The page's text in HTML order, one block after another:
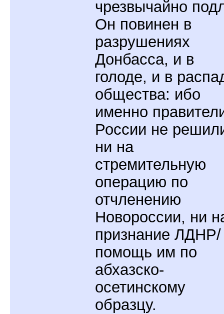
чрезвычайно
Он повинен в
разрушениях
Донбасса, и в
голоде, и в
общества: ибо
именно
России не
ни на
стремительную
операцию по
отчленению
Новороссии, ни
признание ЛДНР/
помощь им по
абхазско-
осетинскому
образцу.